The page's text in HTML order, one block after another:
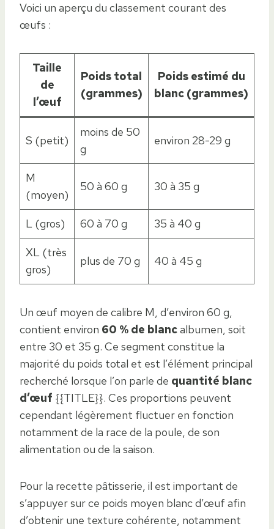
Voici un aperçu du classement courant des
œufs :
Taille
de
l’œuf
Poids total
(grammes)
Poids estimé du
blanc (grammes)
S (petit)
moins de 50
g
environ 28-29 g
M
(moyen)
50 à 60 g 30 à 35 g
L (gros) 60 à 70 g 35 à 40 g
XL (très
gros)
plus de 70 g 40 à 45 g
Un œuf moyen de calibre M, d’environ 60 g,
contient environ 60 % de blancalbumen, soit
entre 30 et 35 g. Ce segment constitue la
majorité du poids total et est l’élément principal
recherché lorsque l’on parle de quantité blanc
d’œuf {{TITLE}}. Ces proportions peuvent
cependant légèrement fluctuer en fonction
notamment de la race de la poule, de son
alimentation ou de la saison.
Pour la recette pâtisserie, il est important de
s’appuyer sur ce poids moyen blanc d’œuf afin
d’obtenir une texture cohérente, notamment